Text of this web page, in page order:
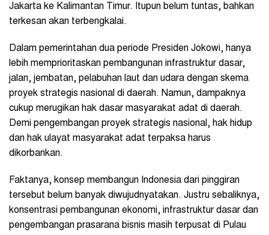
Jakarta ke Kalimantan Timur. Itupun belum tuntas, bahkan
terkesan akan terbengkalai.
Dalam pemerintahan dua periode Presiden Jokowi, hanya
lebih memprioritaskan pembangunan infrastruktur dasar,
jalan, jembatan, pelabuhan laut dan udara dengan skema
proyek strategis nasional di daerah. Namun, dampaknya
cukup merugikan hak dasar masyarakat adat di daerah.
Demi pengembangan proyek strategis nasional, hak hidup
dan hak ulayat masyarakat adat terpaksa harus
dikorbankan.
Faktanya, konsep membangun Indonesia dari pinggiran
tersebut belum banyak diwujudnyatakan. Justru sebaliknya,
konsentrasi pembangunan ekonomi, infrastruktur dasar dan
pengembangan prasarana bisnis masih terpusat di Pulau